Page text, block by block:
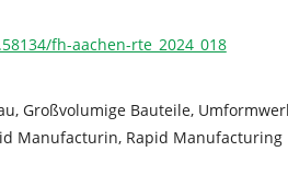
fh-aachen-rte_2024_018
Großvolumige Bauteile,
Manufacturin, Rapid Manufacturing